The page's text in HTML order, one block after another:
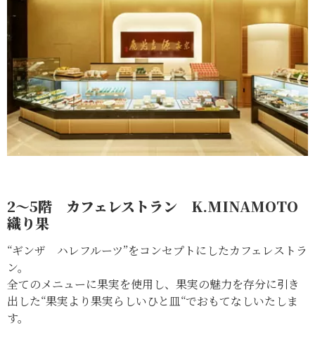
2～5階 カフェレストラン K.MINAMOTO
織り果
“ギンザ ハレフルーツ”をコンセプトにしたカフェレストラ
ン。
全てのメニューに果実を使用し、果実の魅力を存分に引き
出した“果実より果実らしいひと皿“でおもてなしいたしま
す。